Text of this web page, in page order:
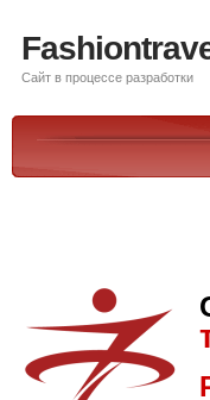
Сайт в процессе разработки